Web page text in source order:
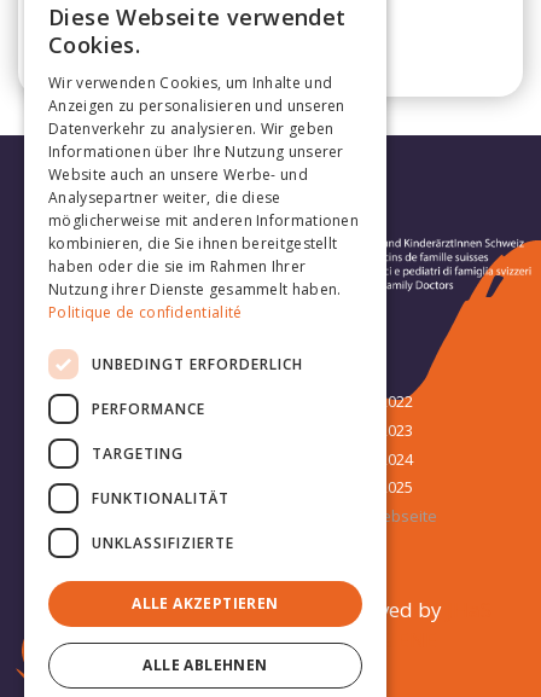
Kongress
15. JHaS-Kongress
Kongress 2022
Kongress 2023
Kongress 2024
Kongress 2025
JHaS Webseite
Copyrights © 2025 All Rights Reserved by
Powered byMEDECINE & HYGIENE
Powered by Netgen & eZ Platform
FRENCH
Diese Webseite verwendet
Cookies.
Wir verwenden Cookies, um Inhalte und
Anzeigen zu personalisieren und unseren
Datenverkehr zu analysieren. Wir geben
Informationen über Ihre Nutzung unserer
Website auch an unsere Werbe- und
Analysepartner weiter, die diese
möglicherweise mit anderen Informationen
kombinieren, die Sie ihnen bereitgestellt
haben oder die sie im Rahmen Ihrer
Nutzung ihrer Dienste gesammelt haben.
Politique de confidentialité
UNBEDINGT ERFORDERLICH
PERFORMANCE
TARGETING
FUNKTIONALITÄT
UNKLASSIFIZIERTE
ALLE AKZEPTIEREN
ALLE ABLEHNEN